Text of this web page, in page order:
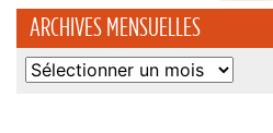
ARCHIVES MENSUELLES
Archives